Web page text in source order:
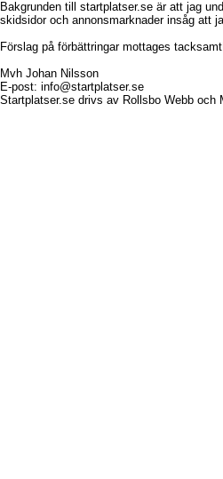
Bakgrunden till startplatser.se är att jag
skidsidor och annonsmarknader insåg att
Förslag på förbättringar mottages
Mvh Johan Nilsson
E-post: info@startplatser.se
Startplatser.se drivs av Rollsbo Webb och